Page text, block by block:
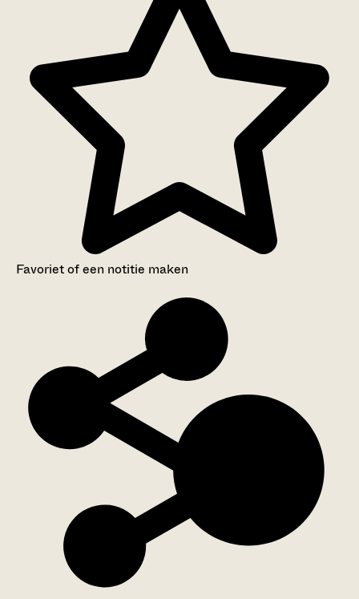
Favoriet of een notitie maken